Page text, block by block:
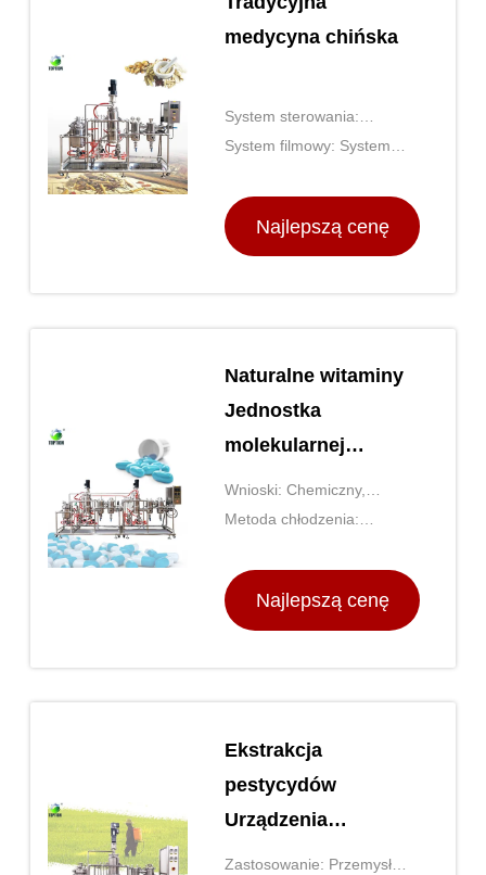
medycyna chińska
System sterowania:
Kontrola PLC
System filmowy: System
Najlepszą cenę
Naturalne witaminy
Jednostka
molekularnej
destylacji z oleju
roślinnego
Wnioski: Chemiczny,
farmaceutyczny, spożywczy
Metoda chłodzenia:
Najlepszą cenę
Ekstrakcja
pestycydów
Urządzenia
destylacyjne
Zastosowanie: Przemysł